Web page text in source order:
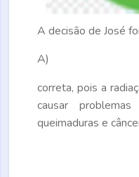
A decisão de José
A)
correta, pois a
causar
queimaduras e